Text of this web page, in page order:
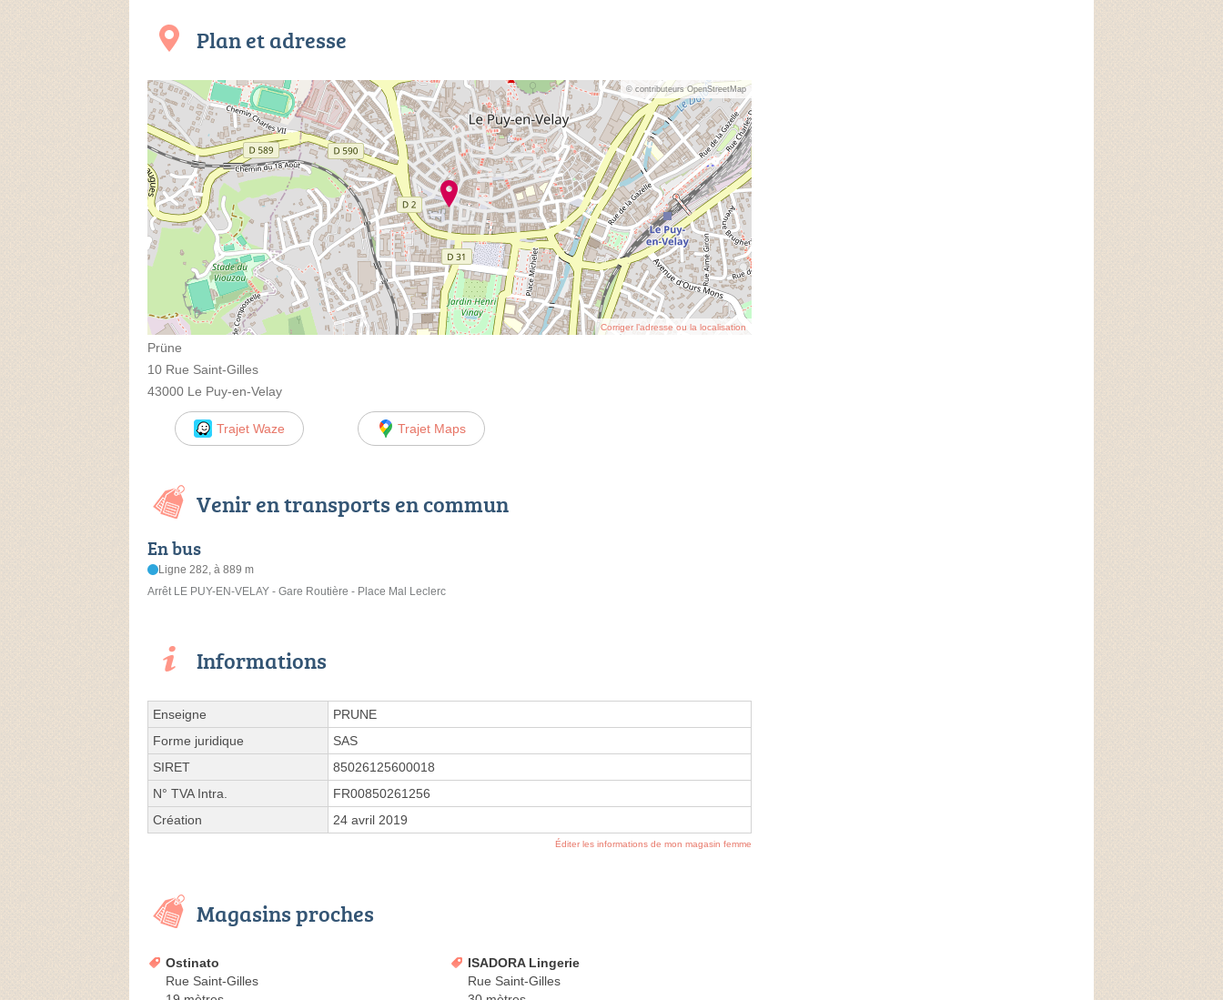
Plan et adresse
© contributeurs OpenStreetMap
Corriger l’adresse ou la localisation
Prüne
10 Rue Saint-Gilles
43000 Le Puy-en-Velay
Trajet Waze Trajet Maps
Venir en transports en commun
En bus
Ligne 282, à 889 m
Arrêt LE PUY-EN-VELAY - Gare Routière - Place Mal Leclerc
Informations
Enseigne
PRUNE
Forme juridique
SAS
SIRET
85026125600018
N° TVA Intra.
FR00850261256
Création
24 avril 2019
Éditer les informations de mon magasin femme
Magasins proches
Ostinato
Rue Saint-Gilles
ISADORA Lingerie
Rue Saint-Gilles